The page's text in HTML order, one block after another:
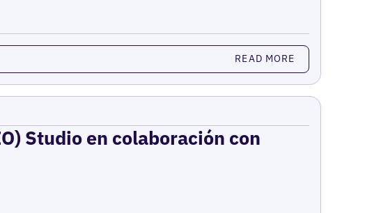
READ MORE
Studio en colaboración con